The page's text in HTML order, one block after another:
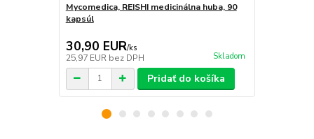
Mycomedica, REISHI medicinálna huba, 90
kapsúl
30,90 EUR/ks
25,97 EUR bez DPH Skladom
Pridať do košíka